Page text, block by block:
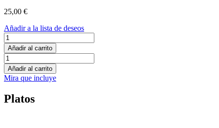
25,00 €
Añadir a la lista de deseos
Kit
sin
gluten
cantidad
Añadir al carrito
Kit
sin
gluten
cantidad
Añadir al carrito
Mira que incluye
Platos